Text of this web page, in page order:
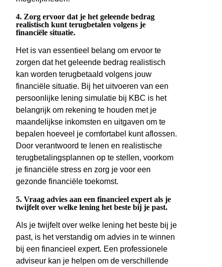
4. Zorg ervoor dat je het geleende bedrag
realistisch kunt terugbetalen volgens je
financiële situatie.
Het is van essentieel belang om ervoor te
zorgen dat het geleende bedrag realistisch
kan worden terugbetaald volgens jouw
financiële situatie. Bij het uitvoeren van een
persoonlijke lening simulatie bij KBC is het
belangrijk om rekening te houden met je
maandelijkse inkomsten en uitgaven om te
bepalen hoeveel je comfortabel kunt aflossen.
Door verantwoord te lenen en realistische
terugbetalingsplannen op te stellen, voorkom
je financiële stress en zorg je voor een
gezonde financiële toekomst.
5. Vraag advies aan een financieel expert als je
twijfelt over welke lening het beste bij je past.
Als je twijfelt over welke lening het beste bij je
past, is het verstandig om advies in te winnen
bij een financieel expert. Een professionele
adviseur kan je helpen om de verschillende